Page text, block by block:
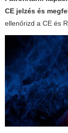
CE jelzés és
ellenőrizd a CE és